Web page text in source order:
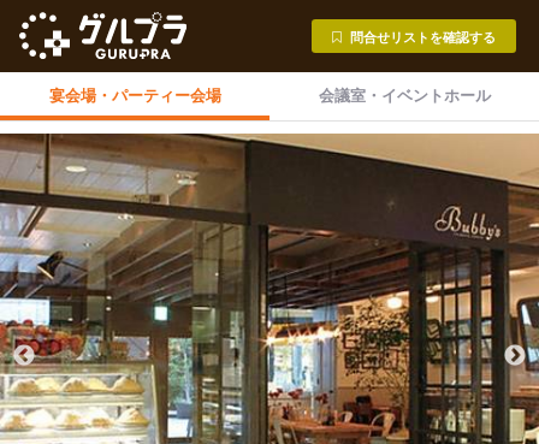
問合せリストを確認する
宴会場・ パーティー会場 会議室・ イベントホール